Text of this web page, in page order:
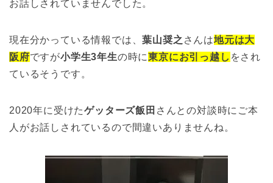
お話しされていませんでした。
現在分かっている情報では、葉山奨之 さんは地元は大
阪府ですが小学生3年生の時に東京にお引っ越し をされ
ているそうです。
2020年に受けたゲッターズ飯田 さんとの対談時にご本
人がお話しされているので間違いありませんね。